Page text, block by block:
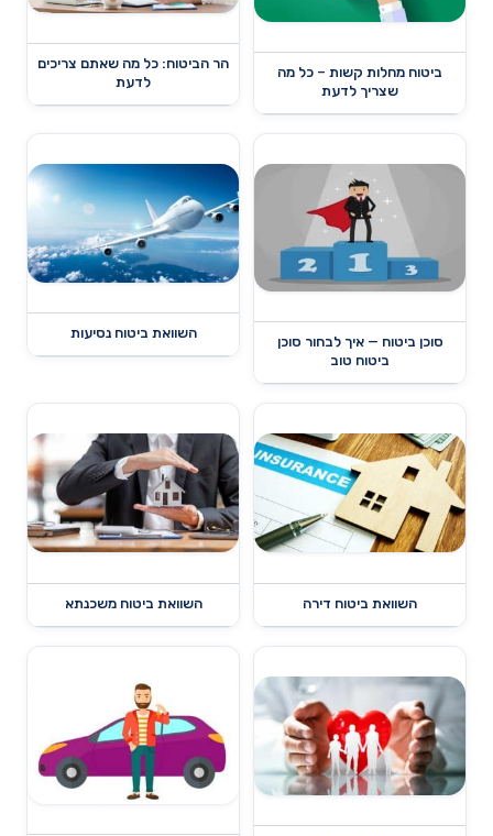
ביטוח מחלות קשות – כל מה
שצריך לדעת
הר הביטוח: כל מה שאתם צריכים
לדעת
סוכן ביטוח — איך לבחור סוכן
ביטוח טוב
השוואת ביטוח נסיעות
השוואת ביטוח דירה השוואת ביטוח משכנתא